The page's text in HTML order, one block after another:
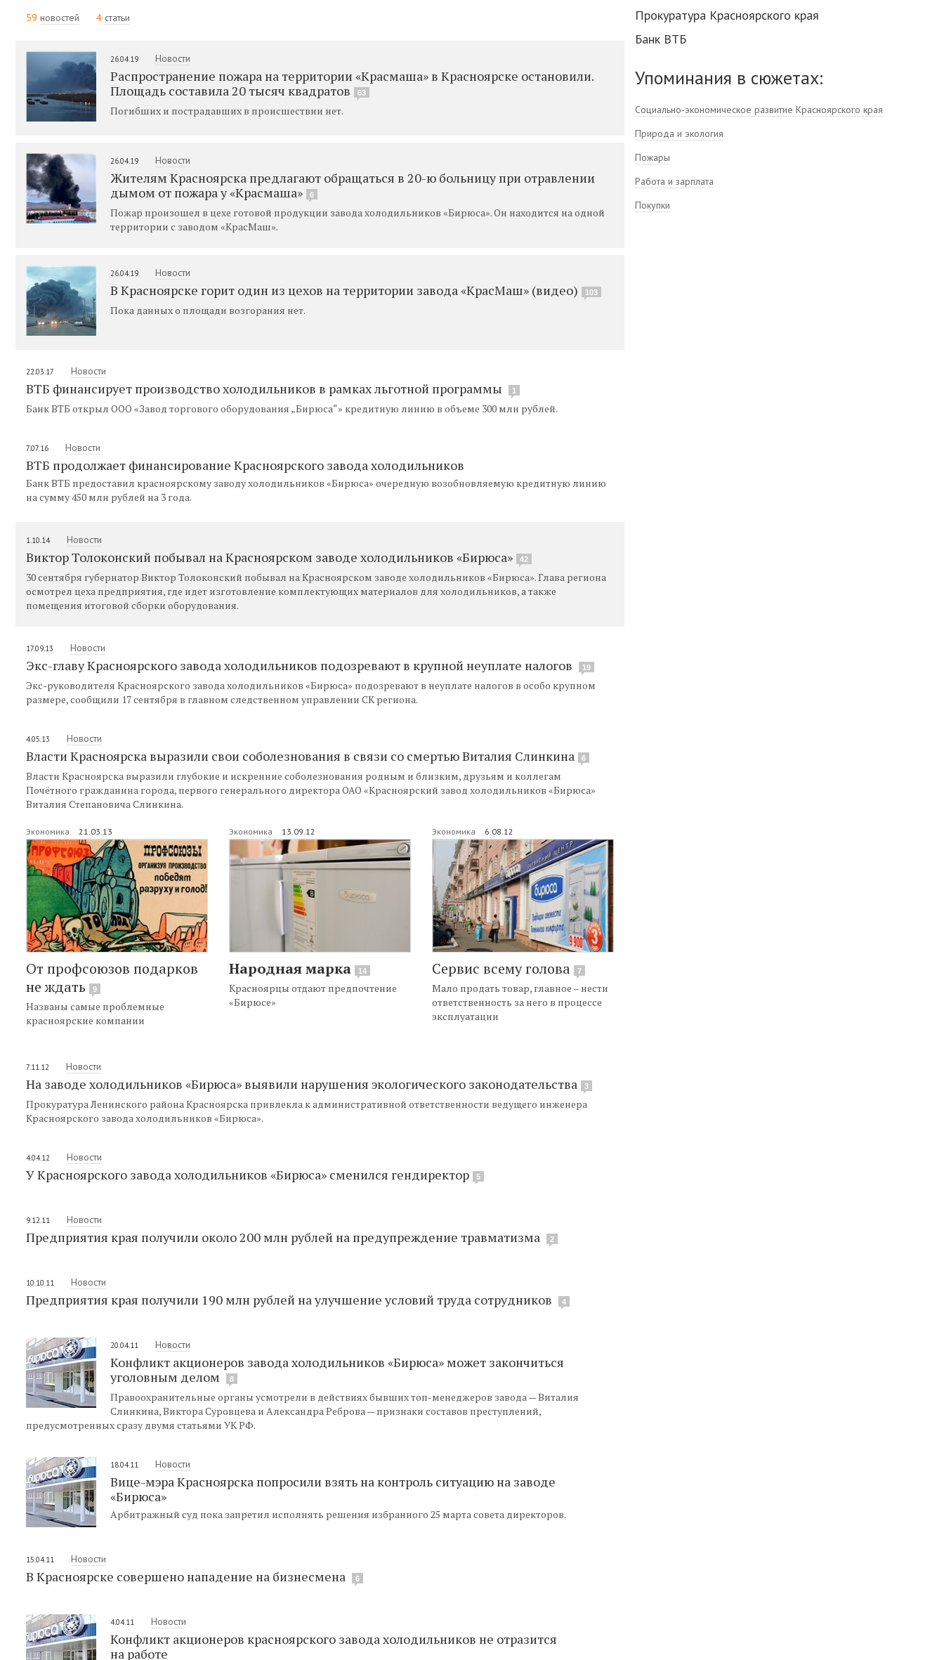
59 новостей 4 статьи
26.04.19 Новости
Распространение пожара на территории «Красмаша» в Красноярске остановили.
Площадь составила 20 тысяч квадратов
63
Погибших и пострадавших в происшествии нет.
26.04.19 Новости
Жителям Красноярска предлагают обращаться в 20-ю больницу при отравлении
дымом от пожара у «Красмаша»
6
Пожар произошел в цехе готовой продукции завода холодильников «Бирюса». Он находится на одной
территории с заводом «КрасМаш».
26.04.19 Новости
В Красноярске горит один из цехов на территории завода «КрасМаш» (видео) 103
Пока данных о площади возгорания нет.
22.03.17 Новости
ВТБ финансирует производство холодильников в рамках льготной программы 1
Банк ВТБ открыл ООО «Завод торгового оборудования „Бирюса“» кредитную линию в объеме 300 млн рублей.
7.07.16 Новости
ВТБ продолжает финансирование Красноярского завода холодильников
Банк ВТБ предоставил красноярскому заводу холодильников «Бирюса» очередную возобновляемую кредитную линию
на сумму 450 млн рублей на 3 года.
1.10.14 Новости
Виктор Толоконский побывал на Красноярском заводе холодильников «Бирюса» 42
30 сентября губернатор Виктор Толоконский побывал на Красноярском заводе холодильников «Бирюса». Глава региона
осмотрел цеха предприятия, где идет изготовление комплектующих материалов для холодильников, а также
помещения итоговой сборки оборудования.
17.09.13 Новости
Экс-главу Красноярского завода холодильников подозревают в крупной неуплате налогов 19
Экс-руководителя Красноярского завода холодильников «Бирюса» подозревают в неуплате налогов в особо крупном
размере, сообщили 17 сентября в главном следственном управлении СК региона.
4.05.13 Новости
Власти Красноярска выразили свои соболезнования в связи со смертью Виталия Слинкина 6
Власти Красноярска выразили глубокие и искренние соболезнования родным и близким, друзьям и коллегам
Почётного гражданина города, первого генерального директора ОАО «Красноярский завод холодильников «Бирюса»
Виталия Степановича Слинкина.
Экономика 21.03.13
От профсоюзов подарков
не ждать
9
Названы самые проблемные
красноярские компании
Экономика 13.09.12
Народная марка 14
Красноярцы отдают предпочтение
«Бирюсе»
Экономика 6.08.12
Сервис всему голова 7
Мало продать товар, главное – нести
ответственность за него в процессе
эксплуатации
7.11.12 Новости
На заводе холодильников «Бирюса» выявили нарушения экологического законодательства 3
Прокуратура Ленинского района Красноярска привлекла к административной ответственности ведущего инженера
Красноярского завода холодильников «Бирюса».
4.04.12 Новости
У Красноярского завода холодильников «Бирюса» сменился гендиректор 5
9.12.11 Новости
Предприятия края получили около 200 млн рублей на предупреждение травматизма 2
10.10.11 Новости
Предприятия края получили 190 млн рублей на улучшение условий труда сотрудников 4
20.04.11 Новости
Конфликт акционеров завода холодильников «Бирюса» может закончиться
уголовным делом
8
Правоохранительные органы усмотрели в действиях бывших топ-менеджеров завода — Виталия
Слинкина, Виктора Суровцева и Александра Реброва — признаки составов преступлений,
предусмотренных сразу двумя статьями УК РФ.
18.04.11 Новости
Вице-мэра Красноярска попросили взять на контроль ситуацию на заводе
«Бирюса»
Арбитражный суд пока запретил исполнять решения избранного 25 марта совета директоров.
15.04.11 Новости
В Красноярске совершено нападение на бизнесмена 6
4.04.11 Новости
Конфликт акционеров красноярского завода холодильников не отразится
на работе
Прокуратура Красноярского края
Банк ВТБ
Упоминания в сюжетах:
Социально-экономическое развитие Красноярского края
Природа и экология
Пожары
Работа и зарплата
Покупки